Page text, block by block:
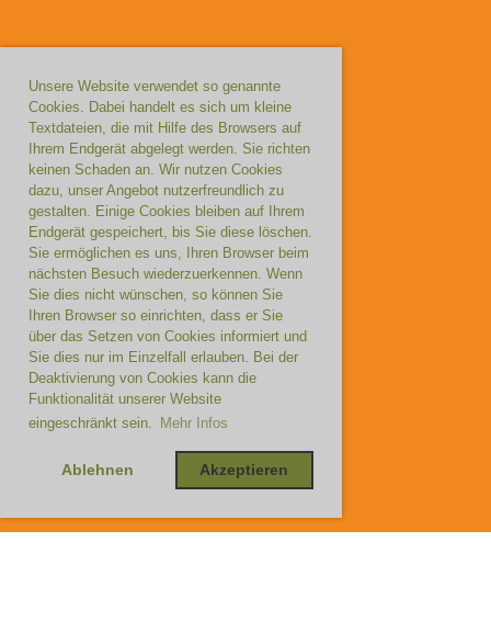
Unsere Website verwendet so genannte
Cookies. Dabei handelt es sich um kleine
Textdateien, die mit Hilfe des Browsers auf
Ihrem Endgerät abgelegt werden. Sie richten
keinen Schaden an. Wir nutzen Cookies
dazu, unser Angebot nutzerfreundlich zu
gestalten. Einige Cookies bleiben auf Ihrem
Endgerät gespeichert, bis Sie diese löschen.
Sie ermöglichen es uns, Ihren Browser beim
nächsten Besuch wiederzuerkennen. Wenn
Sie dies nicht wünschen, so können Sie
Ihren Browser so einrichten, dass er Sie
über das Setzen von Cookies informiert und
Sie dies nur im Einzelfall erlauben. Bei der
Deaktivierung von Cookies kann die
Funktionalität unserer Website
eingeschränkt sein.
Mehr Infos
Ablehnen Akzeptieren